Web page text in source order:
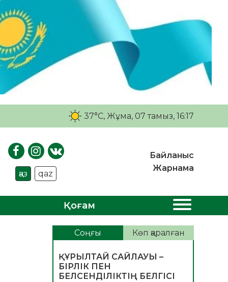
37°C, Жұма, 07 тамыз, 16:17
қаз qaz
Байланыс
Жарнама
Қоғам
Соңғы Көп қаралған
ҚҰРЫЛТАЙ САЙЛАУЫ –
БІРЛІК ПЕН
БЕЛСЕНДІЛІКТІҢ БЕЛГІСІ